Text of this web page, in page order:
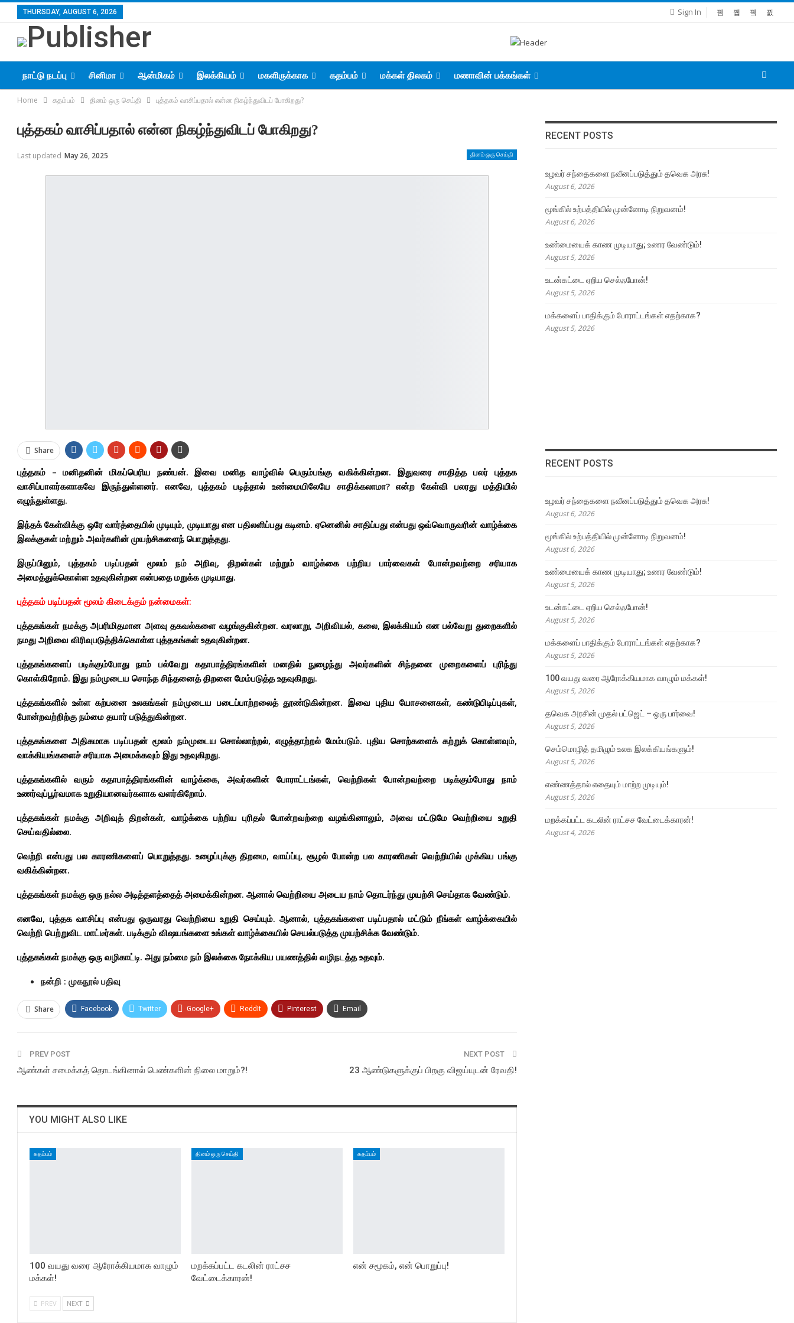
Sign In
THURSDAY, AUGUST 6, 2026
நாட்டு நடப்பு சினிமா ஆன்மிகம் இலக்கியம் மகளிருக்காக கதம்பம் மக்கள் திலகம் மணாவின் பக்கங்கள்
Home கதம்பம் தினம் ஒரு செய்தி புத்தகம் வாசிப்பதால் என்ன நிகழ்ந்துவிடப் போகிறது?
புத்தகம் வாசிப்பதால் என்ன நிகழ்ந்துவிடப் போகிறது?
தினம் ஒரு செய்தி
Last updated May 26, 2025
Share
புத்தகம் – மனிதனின் மிகப்பெரிய நண்பன். இவை மனித வாழ்வில் பெரும்பங்கு வகிக்கின்றன. இதுவரை சாதித்த பலர் புத்தக
வாசிப்பாளர்களாகவே இருந்துள்ளனர். எனவே, புத்தகம் படித்தால் உண்மையிலேயே சாதிக்கலாமா? என்ற கேள்வி பலரது மத்தியில்
எழுந்துள்ளது.‌
இந்தக் கேள்விக்கு ஒரே வார்த்தையில் முடியும், முடியாது என பதிலளிப்பது கடினம். ஏனெனில் சாதிப்பது என்பது ஒவ்வொருவரின் வாழ்க்கை
இலக்குகள் மற்றும் அவர்களின் முயற்சிகளைந் பொறுத்தது.
இருப்பினும், புத்தகம் படிப்பதன் மூலம் நம் அறிவு, திறன்கள் மற்றும் வாழ்க்கை பற்றிய பார்வைகள் போன்றவற்றை சரியாக
அமைத்துக்கொள்ள உதவுகின்றன என்பதை மறுக்க முடியாது.
புத்தகம் படிப்பதன் மூலம் கிடைக்கும் நன்மைகள்:
புத்தகங்கள் நமக்கு அபரிமிதமான அளவு தகவல்களை வழங்குகின்றன. வரலாறு, அறிவியல், கலை, இலக்கியம் என பல்வேறு துறைகளில்
நமது அறிவை விரிவுபடுத்திக்கொள்ள புத்தகங்கள் உதவுகின்றன.
புத்தகங்களைப் படிக்கும்போது நாம் பல்வேறு கதாபாத்திரங்களின் மனதில் நுழைந்து அவர்களின் சிந்தனை முறைகளைப் புரிந்து
கொள்கிறோம். இது நம்முடைய சொந்த சிந்தனைத் திறனை மேம்படுத்த உதவுகிறது.
புத்தகங்களில் உள்ள கற்பனை உலகங்கள் நம்முடைய படைப்பாற்றலைத் தூண்டுகின்றன. இவை புதிய யோசனைகள், கண்டுபிடிப்புகள்,
போன்றவற்றிற்கு நம்மை தயார் படுத்துகின்றன.
புத்தகங்களை அதிகமாக படிப்பதன் மூலம் நம்முடைய சொல்லாற்றல், எழுத்தாற்றல் மேம்படும். புதிய சொற்களைக் கற்றுக் கொள்ளவும்,
வாக்கியங்களைச் சரியாக அமைக்கவும் இது உதவுகிறது.
புத்தகங்களில் வரும் கதாபாத்திரங்களின் வாழ்க்கை, அவர்களின் போராட்டங்கள், வெற்றிகள் போன்றவற்றை படிக்கும்போது நாம்
உணர்வுப்பூர்வமாக உறுதியானவர்களாக வளர்கிறோம்.
புத்தகங்கள் நமக்கு அறிவுத் திறன்கள், வாழ்க்கை பற்றிய புரிதல் போன்றவற்றை வழங்கினாலும், அவை மட்டுமே வெற்றியை உறுதி
செய்வதில்லை.
வெற்றி என்பது பல காரணிகளைப் பொறுத்தது. உழைப்புக்கு திறமை, வாய்ப்பு, சூழல் போன்ற பல காரணிகள் வெற்றியில் முக்கிய பங்கு
வகிக்கின்றன.
புத்தகங்கள் நமக்கு ஒரு நல்ல அடித்தளத்தைத் அமைக்கின்றன.‌ ஆனால் வெற்றியை அடைய நாம் தொடர்ந்து முயற்சி செய்தாக வேண்டும்.
எனவே, புத்தக வாசிப்பு என்பது ஒருவரது வெற்றியை உறுதி செய்யும். ஆனால், புத்தகங்களை படிப்பதால் மட்டும் நீங்கள் வாழ்க்கையில்
வெற்றி பெற்றுவிட மாட்டீர்கள். படிக்கும் விஷயங்களை உங்கள் வாழ்க்கையில் செயல்படுத்த முயற்சிக்க வேண்டும்.
புத்தகங்கள் நமக்கு ஒரு வழிகாட்டி. அது நம்மை நம் இலக்கை நோக்கிய பயணத்தில் வழிநடத்த உதவும்.
நன்றி : முகநூல் பதிவு
Share Facebook Twitter Google+ ReddIt Pinterest Email
PREV POST
ஆண்கள் சமைக்கத் தொடங்கினால் பெண்களின் நிலை மாறும்?!
NEXT POST
23 ஆண்டுகளுக்குப் பிறகு விஜய்யுடன் ரேவதி!
YOU MIGHT ALSO LIKE
கதம்பம்
100 வயது வரை ஆரோக்கியமாக வாழும்
மக்கள்!
தினம் ஒரு செய்தி
மறக்கப்பட்ட கடலின் ராட்சச
வேட்டைக்காரன்!
கதம்பம்
என் சமூகம், என் பொறுப்பு!
PREV NEXT
RECENT POSTS
உழவர் சந்தைகளை நவீனப்படுத்தும் தவெக அரசு!
August 6, 2026
மூங்கில் உற்பத்தியில் முன்னோடி நிறுவனம்!
August 6, 2026
உண்மையைக் காண முடியாது; உணர வேண்டும்!
August 5, 2026
உடன்கட்டை ஏறிய செல்ஃபோன்!
August 5, 2026
மக்களைப் பாதிக்கும் போராட்டங்கள் எதற்காக?
August 5, 2026
RECENT POSTS
உழவர் சந்தைகளை நவீனப்படுத்தும் தவெக அரசு!
August 6, 2026
மூங்கில் உற்பத்தியில் முன்னோடி நிறுவனம்!
August 6, 2026
உண்மையைக் காண முடியாது; உணர வேண்டும்!
August 5, 2026
உடன்கட்டை ஏறிய செல்ஃபோன்!
August 5, 2026
மக்களைப் பாதிக்கும் போராட்டங்கள் எதற்காக?
August 5, 2026
100 வயது வரை ஆரோக்கியமாக வாழும் மக்கள்!
August 5, 2026
தவெக அரசின் முதல் பட்ஜெட் – ஒரு பார்வை!
August 5, 2026
செம்மொழித் தமிழும் உலக இலக்கியங்களும்!
August 5, 2026
எண்ணத்தால் எதையும் மாற்ற முடியும்!
August 5, 2026
மறக்கப்பட்ட கடலின் ராட்சச வேட்டைக்காரன்!
August 4, 2026